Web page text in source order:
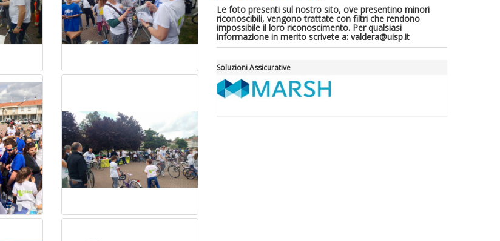
Le foto presenti sul nostro sito, ove presentino minori
riconoscibili, vengono trattate con filtri che rendono
impossibile il loro riconoscimento. Per qualsiasi
informazione in merito scrivete a: valdera@uisp.it
Soluzioni Assicurative